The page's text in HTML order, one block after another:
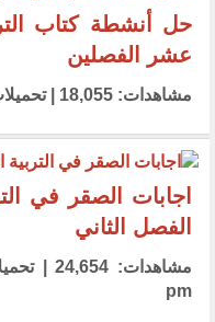
حل أنشطة كتاب
عشر الفصلين
مشاهدات: 18,055 | تحميلات: 7,514 | 13/03/2019 04:48 am
اجابات الصقر في
الفصل الثاني
pm